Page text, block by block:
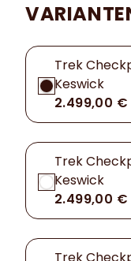
Trek
Keswick
2.499,00 €
Trek
Keswick
2.499,00 €